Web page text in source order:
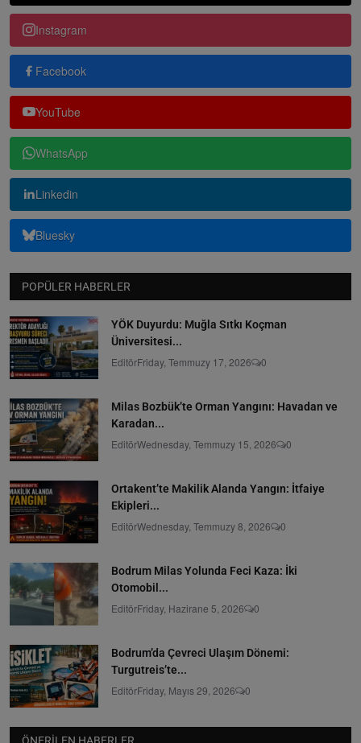
Instagram
Facebook
YouTube
WhatsApp
Linkedin
Bluesky
POPÜLER HABERLER
YÖK Duyurdu: Muğla Sıtkı Koçman
Üniversitesi...
EditörFriday, Temmuzy 17, 2026 0
Milas Bozbük’te Orman Yangını: Havadan ve
Karadan...
EditörWednesday, Temmuzy 15, 2026 0
Ortakent’te Makilik Alanda Yangın: İtfaiye
Ekipleri...
EditörWednesday, Temmuzy 8, 2026 0
Bodrum Milas Yolunda Feci Kaza: İki
Otomobil...
EditörFriday, Hazirane 5, 2026 0
Bodrum’da Çevreci Ulaşım Dönemi:
Turgutreis’te...
EditörFriday, Mayıs 29, 2026 0
ÖNERILEN HABERLER